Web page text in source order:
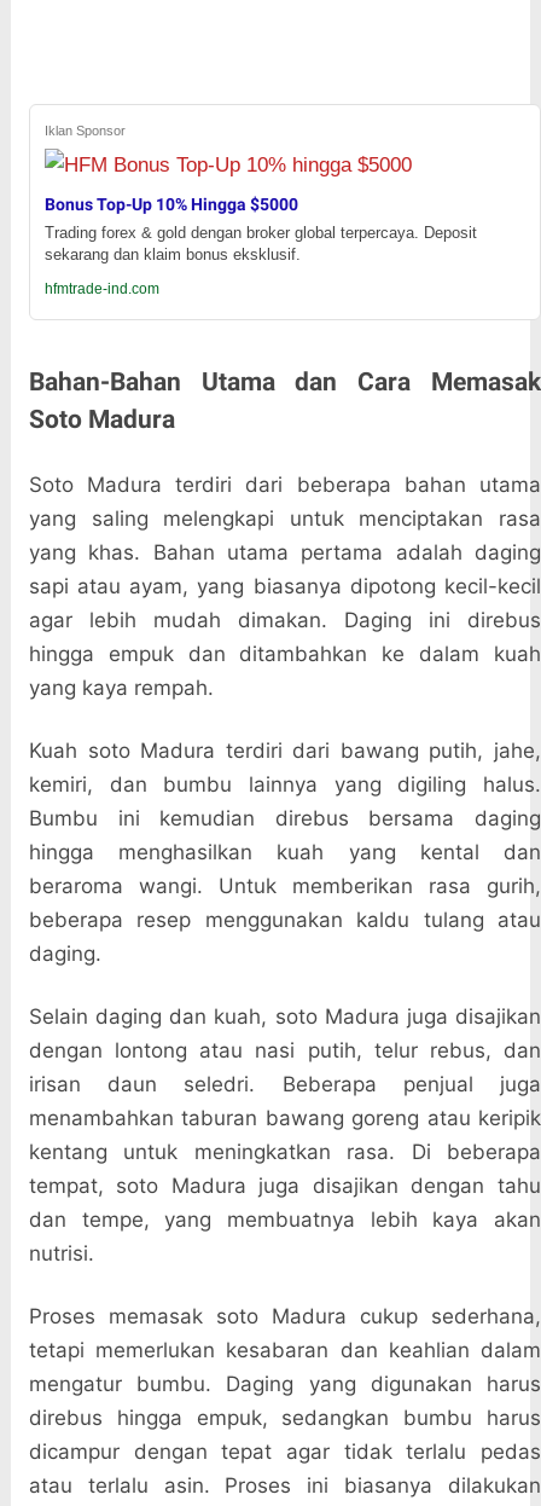
Iklan Sponsor
Bonus Top-Up 10% Hingga $5000
Trading forex & gold dengan broker global terpercaya. Deposit
sekarang dan klaim bonus eksklusif.
hfmtrade-ind.com
Bahan-Bahan Utama dan Cara Memasak
Soto Madura
Soto Madura terdiri dari beberapa bahan utama
yang saling melengkapi untuk menciptakan rasa
yang khas. Bahan utama pertama adalah daging
sapi atau ayam, yang biasanya dipotong kecil-kecil
agar lebih mudah dimakan. Daging ini direbus
hingga empuk dan ditambahkan ke dalam kuah
yang kaya rempah.
Kuah soto Madura terdiri dari bawang putih, jahe,
kemiri, dan bumbu lainnya yang digiling halus.
Bumbu ini kemudian direbus bersama daging
hingga menghasilkan kuah yang kental dan
beraroma wangi. Untuk memberikan rasa gurih,
beberapa resep menggunakan kaldu tulang atau
daging.
Selain daging dan kuah, soto Madura juga disajikan
dengan lontong atau nasi putih, telur rebus, dan
irisan daun seledri. Beberapa penjual juga
menambahkan taburan bawang goreng atau keripik
kentang untuk meningkatkan rasa. Di beberapa
tempat, soto Madura juga disajikan dengan tahu
dan tempe, yang membuatnya lebih kaya akan
nutrisi.
Proses memasak soto Madura cukup sederhana,
tetapi memerlukan kesabaran dan keahlian dalam
mengatur bumbu. Daging yang digunakan harus
direbus hingga empuk, sedangkan bumbu harus
dicampur dengan tepat agar tidak terlalu pedas
atau terlalu asin. Proses ini biasanya dilakukan